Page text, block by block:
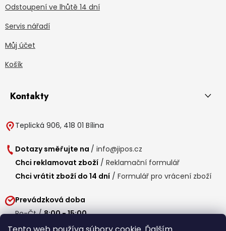
Odstoupení ve lhůtě 14 dní
Servis nářadí
Můj účet
Košík
Kontakty
Teplická 906, 418 01 Bílina
Dotazy směřujte na / info@jipos.cz
Chci reklamovat zboží / Reklamační formulář
Chci vrátit zboží do 14 dní / Formulář pro vrácení zboží
Prevádzková doba
Po-Čt /8:00 - 15:00
Pá / 7:30 - 14:30